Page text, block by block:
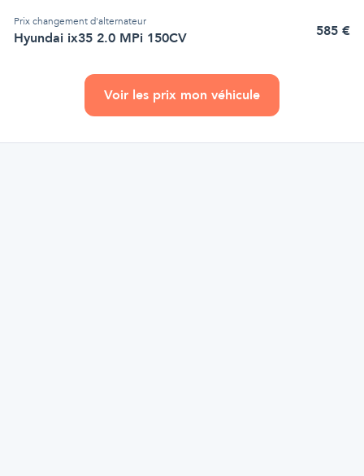
Prixchangement d'alternateur
Hyundai ix35 2.0 MPi 150CV 585 €
Voir les prix mon véhicule